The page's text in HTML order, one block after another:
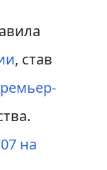
, став
на